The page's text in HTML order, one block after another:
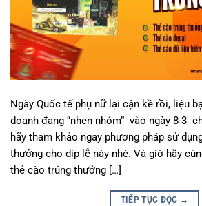
Ngày Quốc tế phụ nữ lại cận kề rồi, liệu
doanh đang “nhen nhóm” vào ngày 8-3
hãy tham khảo ngay phương pháp sử
thưởng cho dịp lễ này nhé. Và giờ hãy
thẻ cào trúng thưởng […]
TIẾP TỤC ĐỌC →